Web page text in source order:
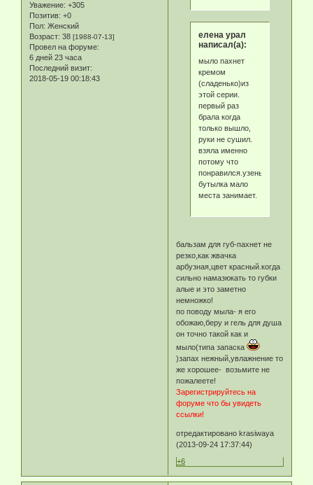
Уважение: +305
Позитив: +0
Пол: Женский
Возраст: 38 [1988-07-13]
Провел на форуме:
6 дней 23 часа
Последний визит:
2018-05-19 00:18:43
елена урал
написал(а):
мыло пахнет
кремом
(сладенько)из
этой серии.
первый раз
брала когда
только вышло,
руки не сушил.
взяла именно
потому что
понравился.узенькая
бутылка мало
места занимает.
бальзам для губ-пахнет не
резко,как жвачка
арбузная,цвет красный.когда
сильно намазюкать то губки
алые и это заметно
немножко!
по поводу мыла- я его
обожаю,беру и гель для душа
он точно такой как и
мыло(типа запаска
)запах нежный,увлажнение то
же хорошее- возьмите не
пожалеете!
Зарегистрируйтесь на
форуме что бы увидеть
ссылки!
отредактировано krasiwaya
(2013-09-24 17:37:44)
+6